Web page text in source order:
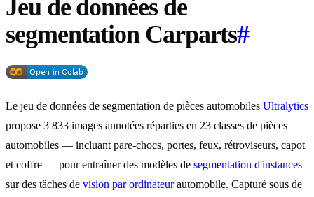
Jeu de données de
segmentation Carparts#
Le jeu de données de segmentation de pièces automobiles Ultralytics
propose 3 833 images annotées réparties en 23 classes de pièces
automobiles — incluant pare-chocs, portes, feux, rétroviseurs, capot
et coffre — pour entraîner des modèles de segmentation d'instances
sur des tâches de vision par ordinateurautomobile. Capturé sous de